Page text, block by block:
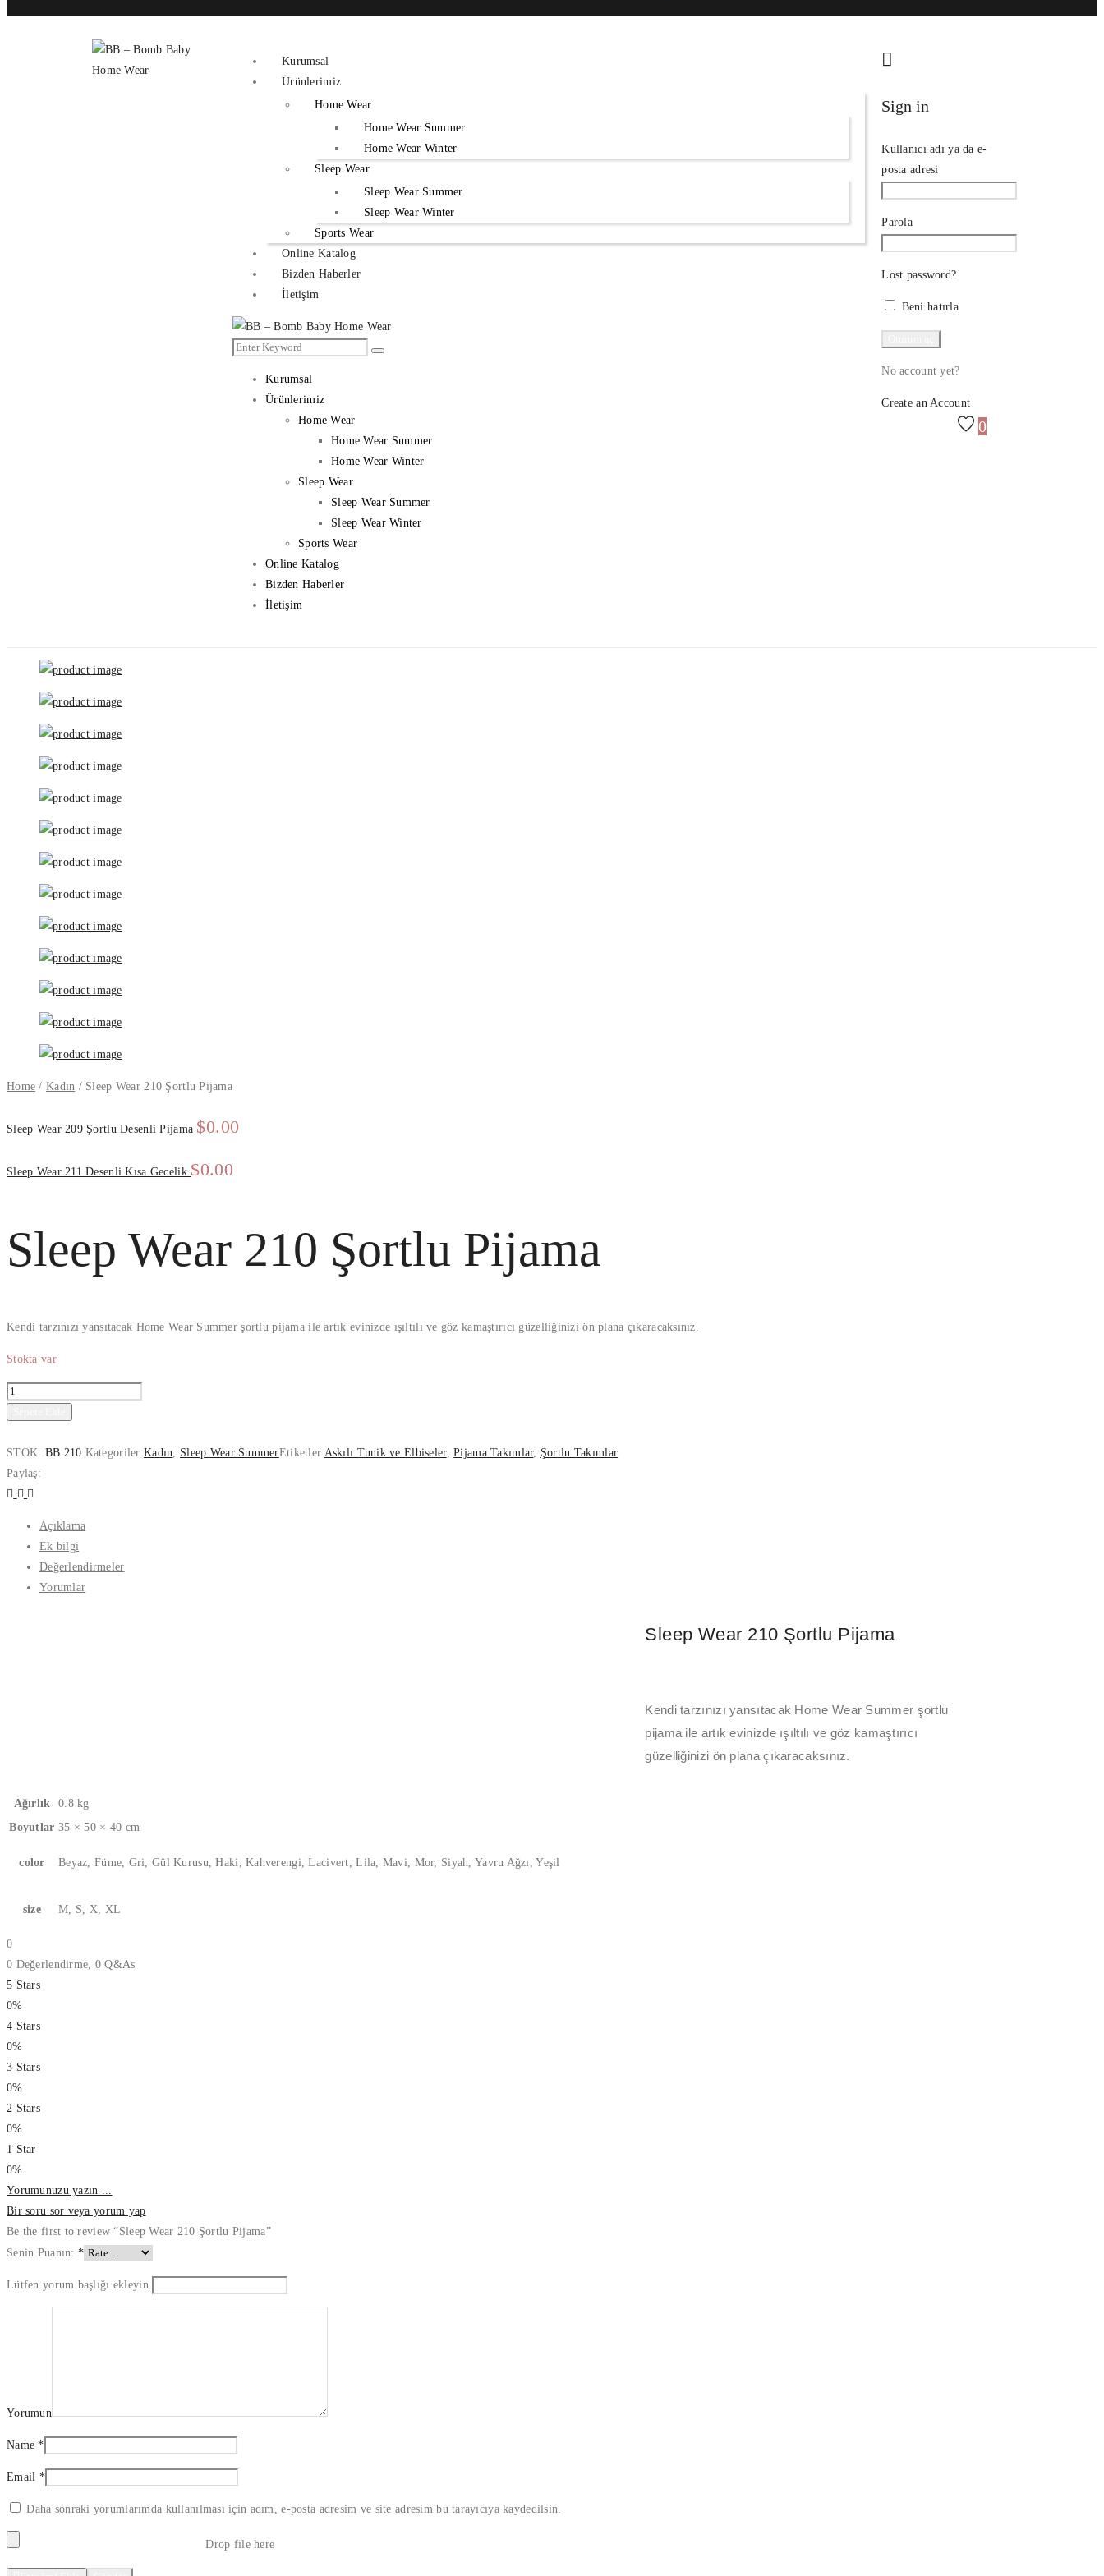
Kurumsal
Ürünlerimiz
Home Wear
Home Wear Summer
Home Wear Winter
Sleep Wear
Sleep Wear Summer
Sleep Wear Winter
Sports Wear
Online Katalog
Bizden Haberler
İletişim
Kurumsal
Ürünlerimiz
Home Wear
Home Wear Summer
Home Wear Winter
Sleep Wear
Sleep Wear Summer
Sleep Wear Winter
Sports Wear
Online Katalog
Bizden Haberler
İletişim
Sign in
Kullanıcı adı ya da e-
posta adresi
Parola
Lost password?
Beni hatırla
No account yet?
Create an Account
0
Home / Kadın /Sleep Wear 210 Şortlu Pijama
Sleep Wear 209 Şortlu Desenli Pijama $0.00
Sleep Wear 211 Desenli Kısa Gecelik $0.00
Sleep Wear 210 Şortlu Pijama
Kendi tarzınızı yansıtacak Home Wear Summer şortlu pijama ile artık evinizde ışıltılı ve göz kamaştırıcı güzelliğinizi ön plana çıkaracaksınız.
Stokta var
STOK: BB 210 KategorilerKadın, Sleep Wear SummerEtiketler Askılı Tunik ve Elbiseler,Pijama Takımlar, Şortlu Takımlar
Paylaş:
Açıklama
Ek bilgi
Değerlendirmeler
Yorumlar
Sleep Wear 210 Şortlu Pijama
Kendi tarzınızı yansıtacak Home Wear Summer şortlu
pijama ile artık evinizde ışıltılı ve göz kamaştırıcı
güzelliğinizi ön plana çıkaracaksınız.
Ağırlık
0.8 kg
Boyutlar 35 × 50 × 40 cm
color Beyaz, Füme, Gri, Gül Kurusu, Haki, Kahverengi, Lacivert, Lila, Mavi, Mor, Siyah, Yavru Ağzı, Yeşil
size M, S, X, XL
0
0 Değerlendirme, 0 Q&As
5 Stars
0%
4 Stars
0%
3 Stars
0%
2 Stars
0%
1 Star
0%
Yorumunuzu yazın ...
Bir soru sor veya yorum yap
Be the first to review “Sleep Wear 210 Şortlu Pijama”
Senin Puanın: *
Lütfen yorum başlığı ekleyin.
Yorumun
Name*
Email *
Daha sonraki yorumlarımda kullanılması için adım, e-posta adresim ve site adresim bu tarayıcıya kaydedilsin.
Drop file here